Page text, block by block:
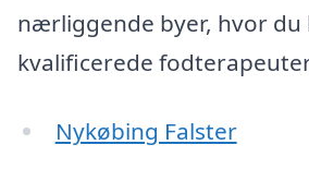
nærliggende byer, hvor du
kvalificerede
Nykøbing Falster